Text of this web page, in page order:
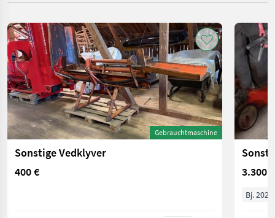
Gebrauchtmaschine
Sonstige Vedklyver
400 €
3.300 €
Bj. 2021